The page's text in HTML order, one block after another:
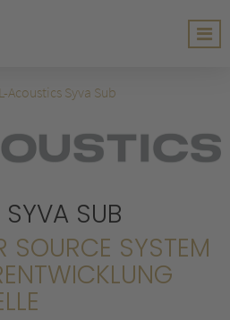
L-Acoustics Syva Sub
SUB
SOURCE SYSTEM